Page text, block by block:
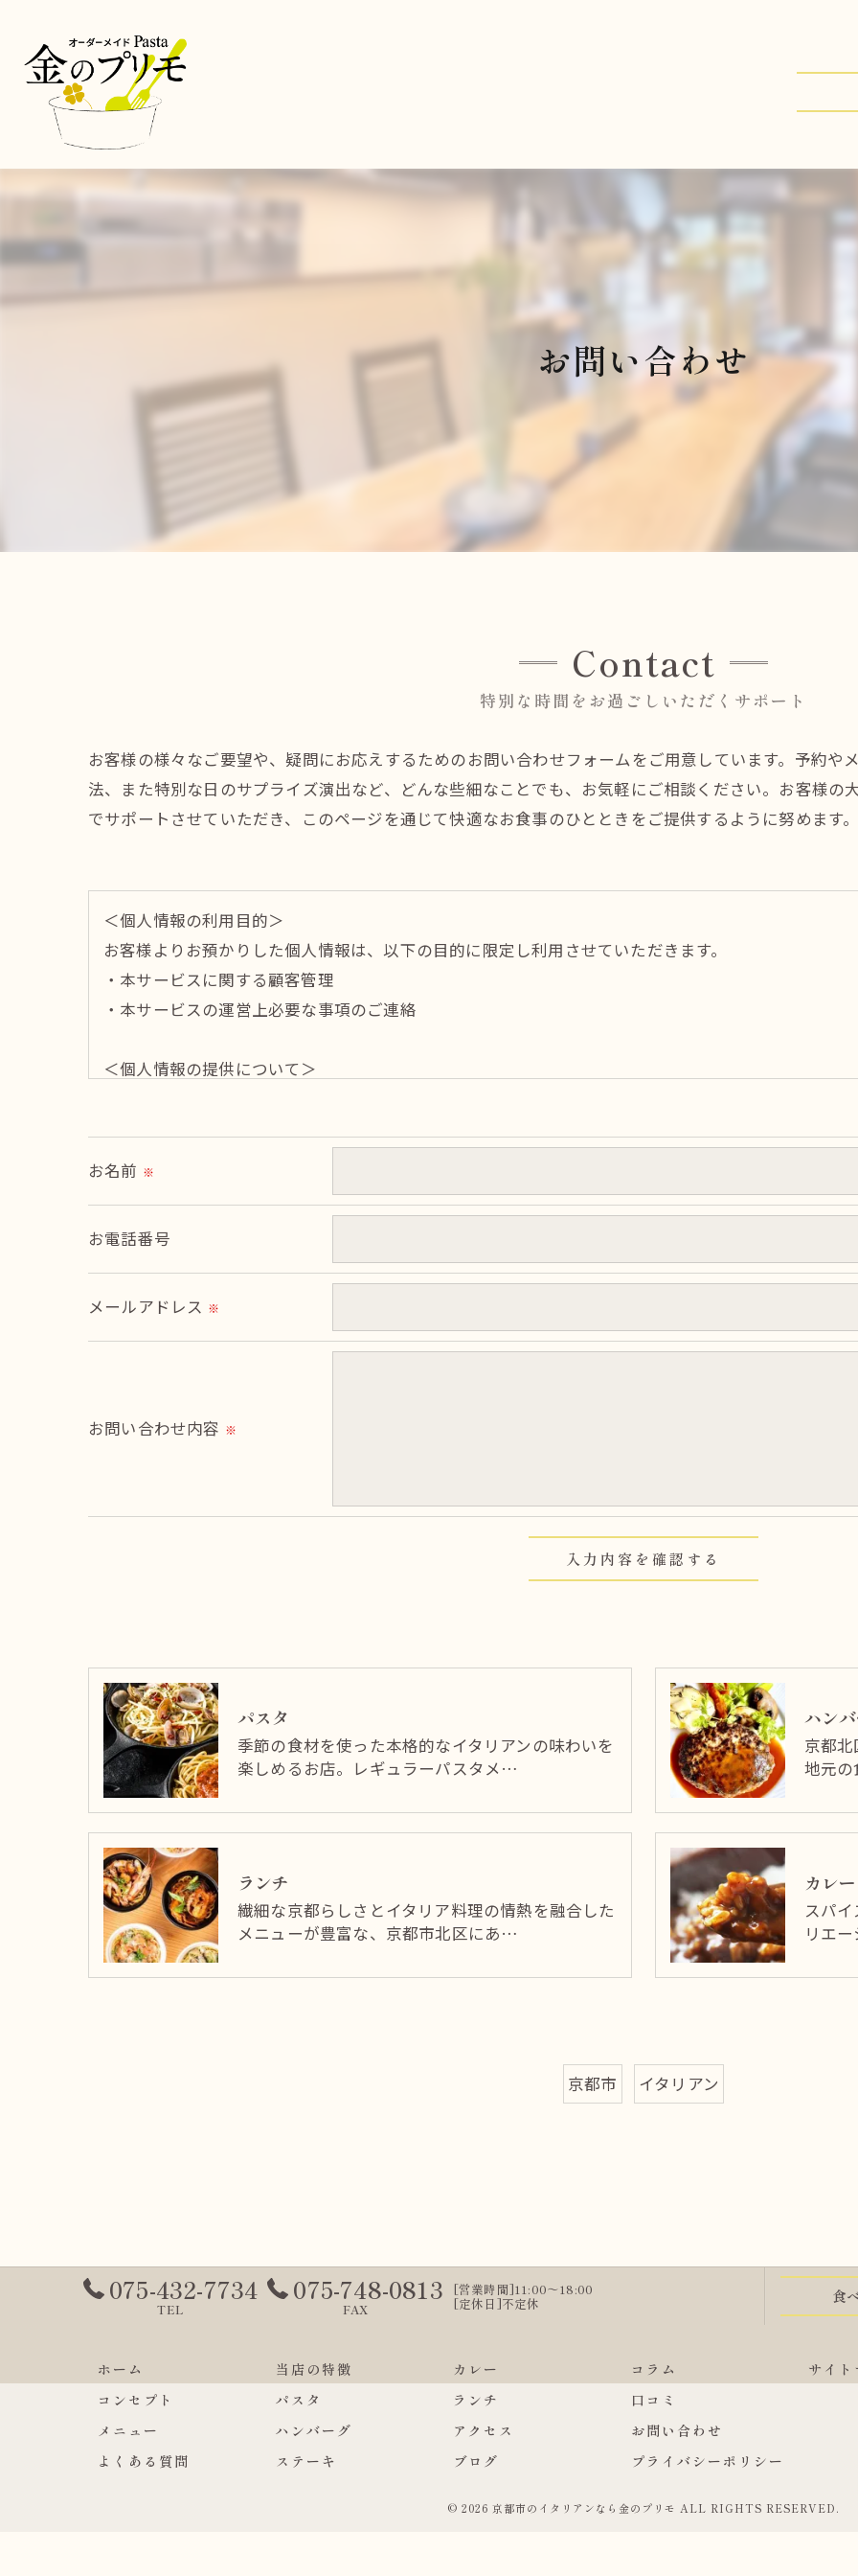
お問い合わせ
特別な時間をお過ごしいただくサポート
Contact
お客様の様々なご要望や、疑問にお応えするためのお問い合わせフォームをご用意しています。予約や
法、また特別な日のサプライズ演出など、どんな些細なことでも、お気軽にご相談ください。お客様の
でサポートさせていただき、このページを通じて快適なお食事のひとときをご提供するように努めます。
＜個人情報の利用目的＞
お客様よりお預かりした個人情報は、以下の目的に限定し利用させていただきます。
・本サービスに関する顧客管理
・本サービスの運営上必要な事項のご連絡
＜個人情報の提供について＞
当社では、利用目的の達成に必要な範囲において、個人情報を外部に委託する場合があります。
これらの委託先に対しては個人情報保護契約等の措置をとり、適切な監督を行います。
＜個人情報の安全管理＞
当社では、個人情報の漏洩等がなされないよう、適切に安全管理対策を実施します。
必要な情報を頂けない場合は、それに対応した当社のサービスをご提供できない場合がございますの
当社では、お客様の個人情報の開示･訂正･削除・利用停止の手続を定めさせて頂いております。
個人情報の開示･訂正･削除・利用停止の具体的手続きにつきましては、お電話でお問合せ下さい。
お名前 ※
お電話番号
メールアドレス ※
お問い合わせ内容 ※
パスタ
季節の食材を使った本格的なイタリアンの味わいを
楽しめるお店。レギュラーパスタメ…
ハン
京都
地元
ランチ
繊細な京都らしさとイタリア料理の情熱を融合した
メニューが豊富な、京都市北区にあ…
カレー
スパ
リエ
京都市 イタリアン
075-432-7734
TEL
075-748-0813
FAX
[営業時間]11:00～18:00
[定休日]不定休 食
ホーム
コンセプト
メニュー
よくある質問
当店の特徴
パスタ
ハンバーグ
ステーキ
カレー
ランチ
アクセス
ブログ
コラム
口コミ
お問い合わせ
プライバシーポリシー
サイト
© 2026 京都市のイタリアンなら金のプリモ ALL RIGHTS RESERVED.